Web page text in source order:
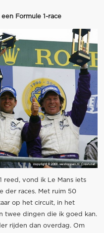
Formule 1-race
reed, vond ik Le Mans iets
der races. Met ruim 50
op het circuit, in het
twee dingen die ik goed kan.
rijden dan overdag. Om